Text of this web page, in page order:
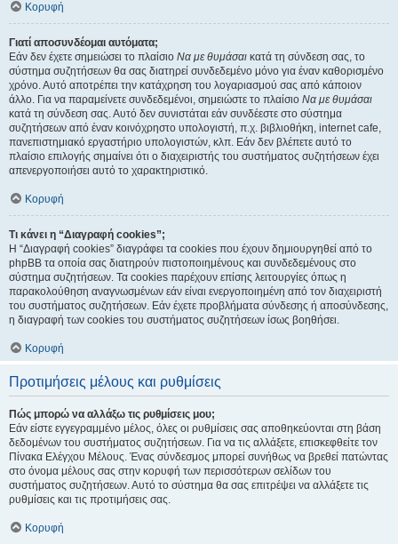
Κορυφή
Γιατί αποσυνδέομαι αυτόματα;
Εάν δεν έχετε σημειώσει το πλαίσιο Να με θυμάσαι κατά τη σύνδεση σας, το
σύστημα συζητήσεων θα σας διατηρεί συνδεδεμένο μόνο για έναν καθορισμένο
χρόνο. Αυτό αποτρέπει την κατάχρηση του λογαριασμού σας από κάποιον
άλλο. Για να παραμείνετε συνδεδεμένοι, σημειώστε το πλαίσιο Να με θυμάσαι
κατά τη σύνδεση σας. Αυτό δεν συνιστάται εάν συνδέεστε στο σύστημα
συζητήσεων από έναν κοινόχρηστο υπολογιστή, π.χ. βιβλιοθήκη, internet cafe,
πανεπιστημιακό εργαστήριο υπολογιστών, κλπ. Εάν δεν βλέπετε αυτό το
πλαίσιο επιλογής σημαίνει ότι ο διαχειριστής του συστήματος συζητήσεων έχει
απενεργοποιήσει αυτό το χαρακτηριστικό.
Κορυφή
Τι κάνει η “Διαγραφή cookies”;
Η “Διαγραφή cookies” διαγράφει τα cookies που έχουν δημιουργηθεί από το
phpBB τα οποία σας διατηρούν πιστοποιημένους και συνδεδεμένους στο
σύστημα συζητήσεων. Τα cookies παρέχουν επίσης λειτουργίες όπως η
παρακολούθηση αναγνωσμένων εάν είναι ενεργοποιημένη από τον διαχειριστή
του συστήματος συζητήσεων. Εάν έχετε προβλήματα σύνδεσης ή αποσύνδεσης,
η διαγραφή των cookies του συστήματος συζητήσεων ίσως βοηθήσει.
Κορυφή
Προτιμήσεις μέλους και ρυθμίσεις
Πώς μπορώ να αλλάξω τις ρυθμίσεις μου;
Εάν είστε εγγεγραμμένο μέλος, όλες οι ρυθμίσεις σας αποθηκεύονται στη βάση
δεδομένων του συστήματος συζητήσεων. Για να τις αλλάξετε, επισκεφθείτε τον
Πίνακα Ελέγχου Μέλους. Ένας σύνδεσμος μπορεί συνήθως να βρεθεί πατώντας
στο όνομα μέλους σας στην κορυφή των περισσότερων σελίδων του
συστήματος συζητήσεων. Αυτό το σύστημα θα σας επιτρέψει να αλλάξετε τις
ρυθμίσεις και τις προτιμήσεις σας.
Κορυφή